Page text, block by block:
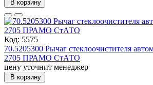
В корзину
Код: 5575
70.5205300 Рычаг стеклоочистителя
2705 ПРАМО СтАТО
цену уточнит менеджер
В корзину